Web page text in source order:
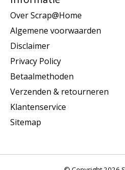
Over Scrap@Home
Algemene voorwaarden
Disclaimer
Privacy Policy
Betaalmethoden
Verzenden & retourneren
Klantenservice
Sitemap